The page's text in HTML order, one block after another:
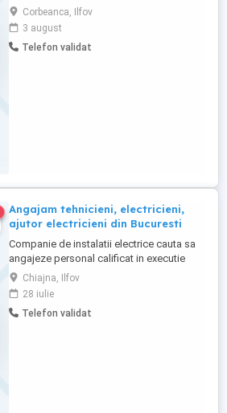
operator Manitou cu experienta.
Corbeanca, Ilfov
3 august
Telefon validat
Angajam tehnicieni, electricieni,
ajutor electricieni din Bucuresti
Companie de instalatii electrice cauta sa
angajeze personal calificat in executie
instalatii electrice in domeniul
constructiilor rezidentiale, industriale si
cladiri de birouri. Activitatea se
desfasoara in tara, in Bucuresti si in jurul
Chiajna, Ilfov
28 iulie
Telefon validat